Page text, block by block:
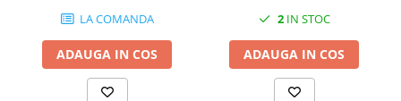
LA COMANDA
ADAUGA IN COS
2IN STOC
ADAUGA IN COS